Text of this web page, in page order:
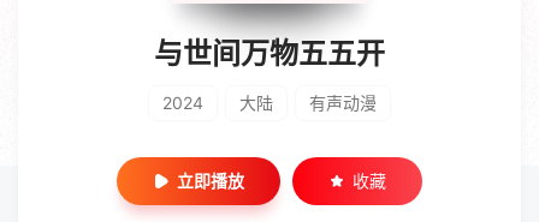
与世间万物五五开
2024 大陆 有声动漫
立即播放 收藏